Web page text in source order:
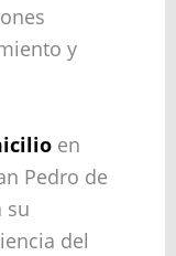
y
en
Pedro de
su
del